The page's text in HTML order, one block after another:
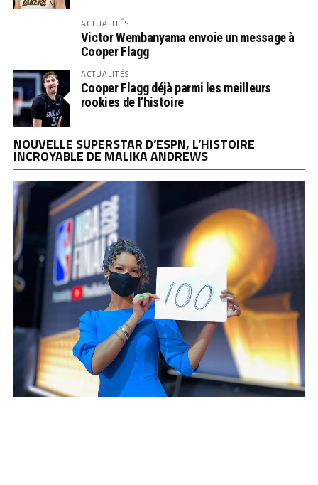
ACTUALITÉS
Victor Wembanyama envoie un message à
Cooper Flagg
ACTUALITÉS
Cooper Flagg déjà parmi les meilleurs
rookies de l’histoire
NOUVELLE SUPERSTAR D’ESPN, L’HISTOIRE
INCROYABLE DE MALIKA ANDREWS